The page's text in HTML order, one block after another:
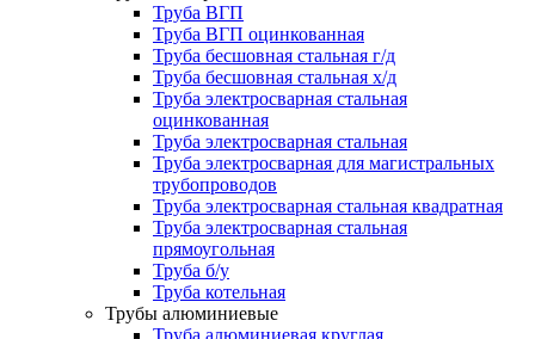
Труба ВГП
Труба ВГП оцинкованная
Труба бесшовная стальная г/д
Труба бесшовная стальная х/д
Труба электросварная стальная
оцинкованная
Труба электросварная стальная
Труба электросварная для магистральных
трубопроводов
Труба электросварная стальная квадратная
Труба электросварная стальная
прямоугольная
Труба б/у
Труба котельная
Трубы алюминиевые
Труба алюминиевая круглая